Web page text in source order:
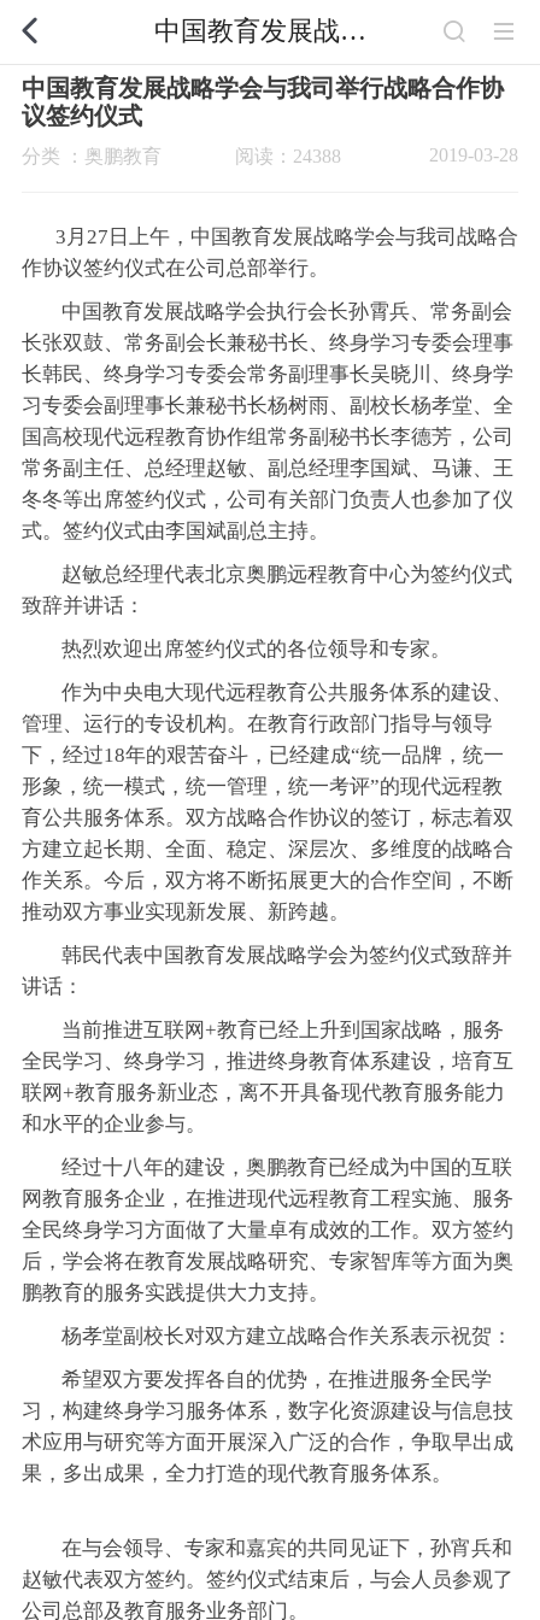
中国教育发展战略学会与我司举行战略合作协议签约仪式
中国教育发展战略学会与我司举行战略合作协
议签约仪式
分类 ：奥鹏教育 2019-03-28
阅读：24388
3月27日上午，中国教育发展战略学会与我司战略合
作协议签约仪式在公司总部举行。
中国教育发展战略学会执行会长孙霄兵、常务副会
长张双鼓、常务副会长兼秘书长、终身学习专委会理事
长韩民、终身学习专委会常务副理事长吴晓川、终身学
习专委会副理事长兼秘书长杨树雨、副校长杨孝堂、全
国高校现代远程教育协作组常务副秘书长李德芳，公司
常务副主任、总经理赵敏、副总经理李国斌、马谦、王
冬冬等出席签约仪式，公司有关部门负责人也参加了仪
式。签约仪式由李国斌副总主持。
赵敏总经理代表北京奥鹏远程教育中心为签约仪式
致辞并讲话：
热烈欢迎出席签约仪式的各位领导和专家。
作为中央电大现代远程教育公共服务体系的建设、
管理、运行的专设机构。在教育行政部门指导与领导
下，经过18年的艰苦奋斗，已经建成“统一品牌，统一
形象，统一模式，统一管理，统一考评”的现代远程教
育公共服务体系。双方战略合作协议的签订，标志着双
方建立起长期、全面、稳定、深层次、多维度的战略合
作关系。今后，双方将不断拓展更大的合作空间，不断
推动双方事业实现新发展、新跨越。
韩民代表中国教育发展战略学会为签约仪式致辞并
讲话：
当前推进互联网+教育已经上升到国家战略，服务
全民学习、终身学习，推进终身教育体系建设，培育互
联网+教育服务新业态，离不开具备现代教育服务能力
和水平的企业参与。
经过十八年的建设，奥鹏教育已经成为中国的互联
网教育服务企业，在推进现代远程教育工程实施、服务
全民终身学习方面做了大量卓有成效的工作。双方签约
后，学会将在教育发展战略研究、专家智库等方面为奥
鹏教育的服务实践提供大力支持。
杨孝堂副校长对双方建立战略合作关系表示祝贺：
希望双方要发挥各自的优势，在推进服务全民学
习，构建终身学习服务体系，数字化资源建设与信息技
术应用与研究等方面开展深入广泛的合作，争取早出成
果，多出成果，全力打造的现代教育服务体系。
在与会领导、专家和嘉宾的共同见证下，孙宵兵和
赵敏代表双方签约。签约仪式结束后，与会人员参观了
公司总部及教育服务业务部门。